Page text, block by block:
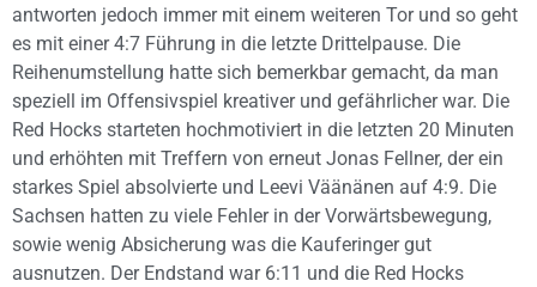
antworten jedoch immer mit einem weiteren Tor und so geht
es mit einer 4:7 Führung in die letzte Drittelpause. Die
Reihenumstellung hatte sich bemerkbar gemacht, da man
speziell im Offensivspiel kreativer und gefährlicher war. Die
Red Hocks starteten hochmotiviert in die letzten 20 Minuten
und erhöhten mit Treffern von erneut Jonas Fellner, der ein
starkes Spiel absolvierte und Leevi Väänänen auf 4:9. Die
Sachsen hatten zu viele Fehler in der Vorwärtsbewegung,
sowie wenig Absicherung was die Kauferinger gut
ausnutzen. Der Endstand war 6:11 und die Red Hocks